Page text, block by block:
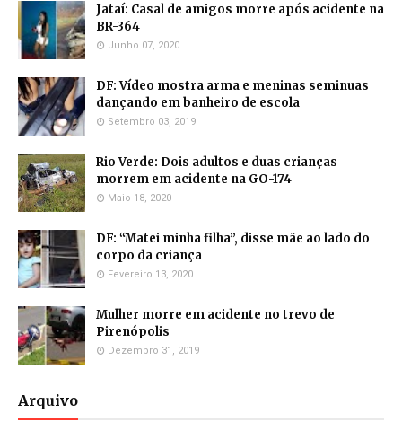
Jataí: Casal de amigos morre após acidente na
BR-364
Junho 07, 2020
DF: Vídeo mostra arma e meninas seminuas
dançando em banheiro de escola
Setembro 03, 2019
Rio Verde: Dois adultos e duas crianças
morrem em acidente na GO-174
Maio 18, 2020
DF: “Matei minha filha”, disse mãe ao lado do
corpo da criança
Fevereiro 13, 2020
Mulher morre em acidente no trevo de
Pirenópolis
Dezembro 31, 2019
Arquivo